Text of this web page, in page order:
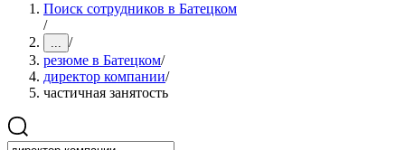
Поиск сотрудников в Батецком
/
... /
резюме в Батецком/
директор компании/
частичная занятость